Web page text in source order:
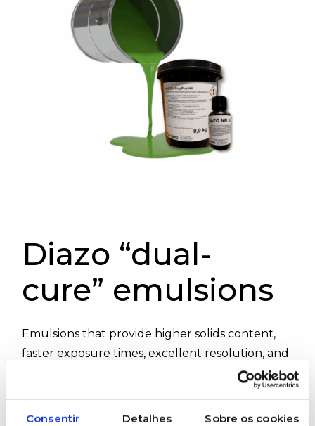
Consentir Detalhes Sobre os cookies
Diazo “dual-
cure” emulsions
Emulsions that provide higher solids content,
faster exposure times, excellent resolution, and
#Kiwo #Emulsions #DualCure #Diazo #Azocol